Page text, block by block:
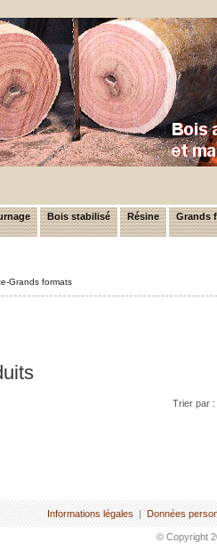
Bois stabilisé Résine Grands
Grands formats
Trier par :
Informations légales | Données
© Copyright